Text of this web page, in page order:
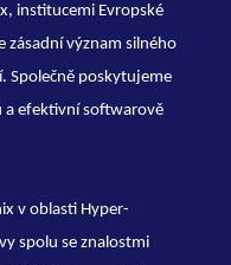
institucemi Evropské
zásadní význam silného
Společně poskytujeme
a efektivní softwarově
v oblasti Hyper-
spolu se znalostmi